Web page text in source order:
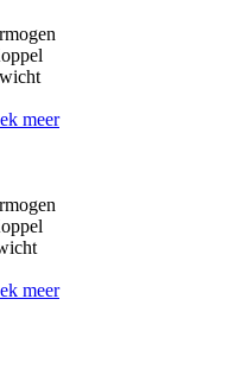
meer
meer